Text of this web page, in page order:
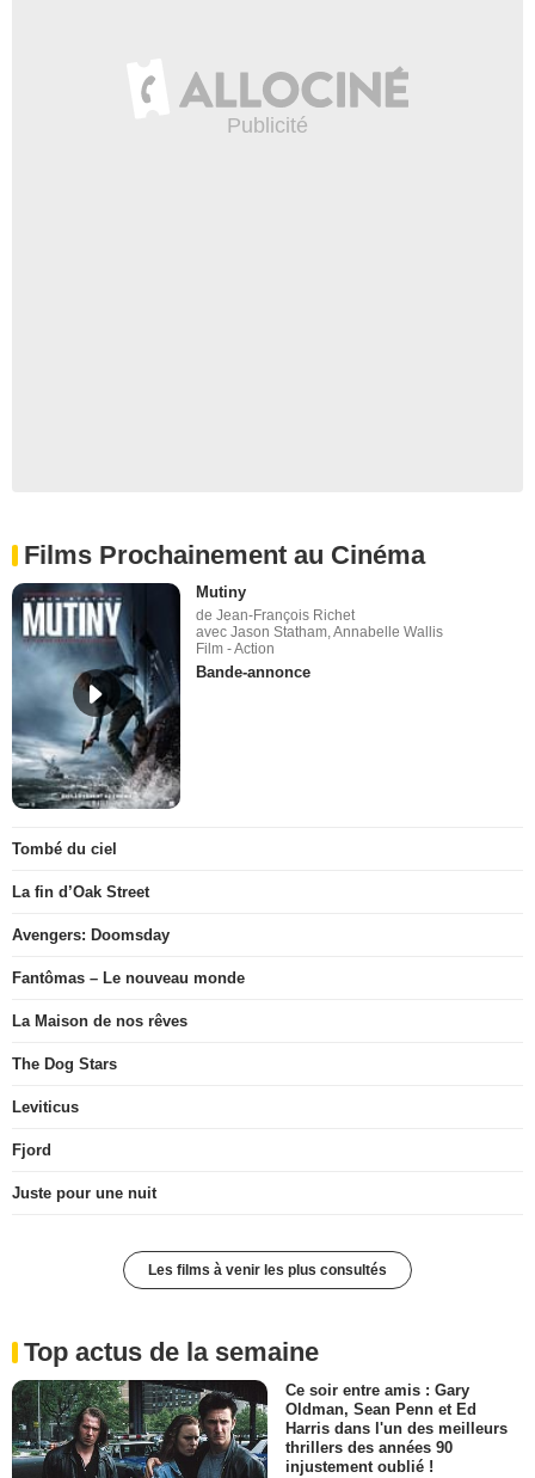
Films Prochainement au Cinéma
Mutiny
de Jean-François Richet
avec Jason Statham, Annabelle Wallis
Film - Action
Bande-annonce
Tombé du ciel
La fin d’Oak Street
Avengers: Doomsday
Fantômas – Le nouveau monde
La Maison de nos rêves
The Dog Stars
Leviticus
Fjord
Juste pour une nuit
Les films à venir les plus consultés
Top actus de la semaine
Ce soir entre amis : Gary
Oldman, Sean Penn et Ed
Harris dans l'un des meilleurs
thrillers des années 90
injustement oublié !